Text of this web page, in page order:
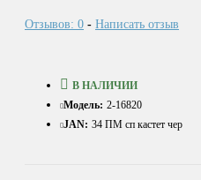
Отзывов: 0 - Написать отзыв
В НАЛИЧИИ
Модель: 2-16820
JAN: 34 ПМ сп кастет чер